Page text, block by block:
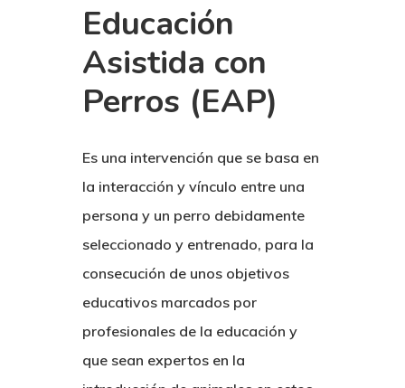
Educación
Asistida con
Perros (EAP)
Es una intervención que se basa en
la interacción y vínculo entre una
persona y un perro debidamente
seleccionado y entrenado, para la
consecución de unos objetivos
educativos marcados por
profesionales de la educación y
que sean expertos en la